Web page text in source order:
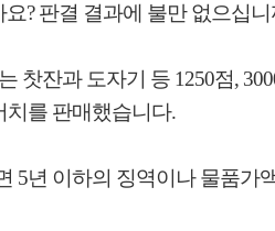
요? 판결 결과에 불만 없으십
찻잔과 도자기 등 1250점,
치를 판매했습니다.
5년 이하의 징역이나 물품가